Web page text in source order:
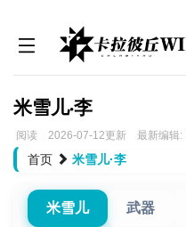
米雪儿·李
阅读 2026-07-12更新 最新编辑:
跳
到
跳
到
首页 米雪儿·李
米雪儿 武器